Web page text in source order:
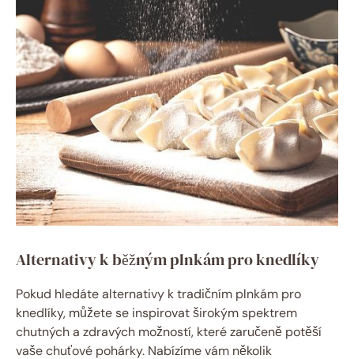
Alternativy k ⁣běžným plnkám pro knedlíky
Pokud⁢ hledáte​ alternativy k ​tradičním plnkám pro
knedlíky, můžete⁣ se inspirovat širokým spektrem
chutných a zdravých možností, které zaručeně potěší ​
vaše chuťové pohárky. Nabízíme vám několik⁣